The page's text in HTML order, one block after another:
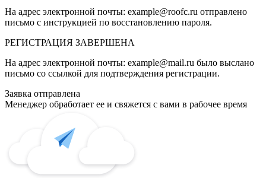
На адрес электронной почты: example@roofc.ru отправлено
письмо с инструкцией по восстановлению пароля.
РЕГИСТРАЦИЯ ЗАВЕРШЕНА
На адрес электронной почты: example@mail.ru было выслано
письмо со ссылкой для подтверждения регистрации.
Заявка отправлена
Менеджер обработает ее и свяжется с вами в рабочее время